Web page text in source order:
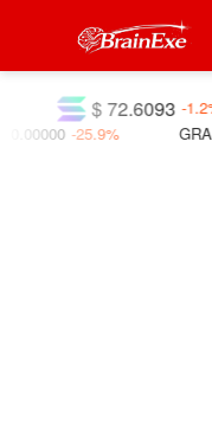
-1.2%
GRAIL $ 24.5045 -32.3%